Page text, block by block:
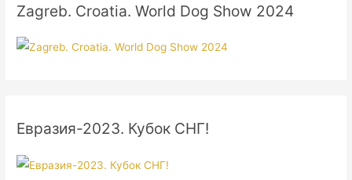
Zagreb. Croatia. World Dog Show 2024
Евразия-2023. Кубок СНГ!